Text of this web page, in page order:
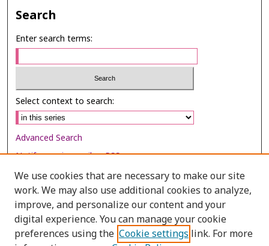
Search
Enter search terms:
Select context to search:
Advanced Search
Notify me via email orRSS
Browse
Collections
Disciplines
Authors
We use cookies that are necessary to make our site
work. We may also use additional cookies to analyze,
improve, and personalize our content and your
digital experience. You can manage your cookie
preferences using the Cookie settings link. For more